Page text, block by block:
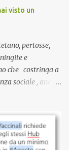
in carico.
visto un
pertosse,
e
che costringa a
sociale , anche
di ricompense,
visto
non sei stato